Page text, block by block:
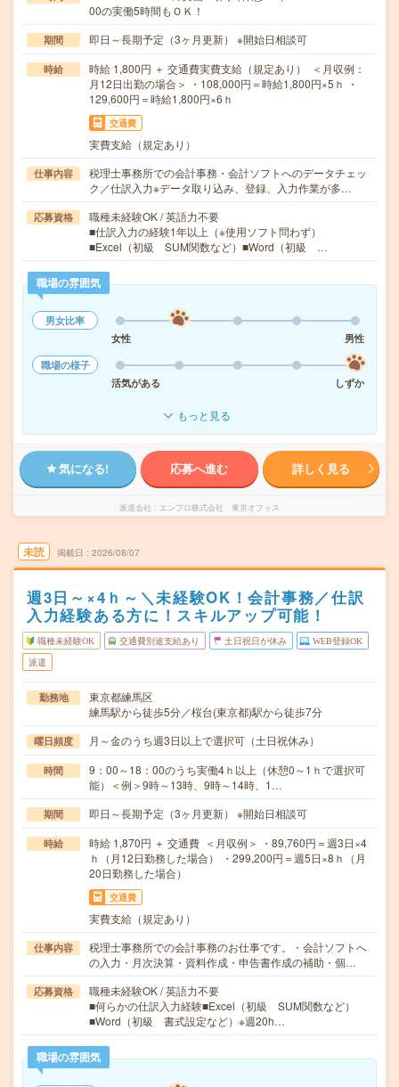
00の実働5時間もＯＫ！
期間 即日～長期予定（3ヶ月更新） ※開始日相談可
時給
時給 1,800円 ＋ 交通費実費支給（規定あり） ＜月収例：
月12日出勤の場合＞ ・108,000円＝時給1,800円×5ｈ ・
129,600円＝時給1,800円×6ｈ
交通費
実費支給（規定あり）
仕事内容
税理士事務所での会計事務・会計ソフトへのデータチェッ
ク／仕訳入力※データ取り込み、登録、入力作業が多…
応募資格
職種未経験OK / 英語力不要
■仕訳入力の経験1年以上（※使用ソフト問わず）
■Excel（初級 SUM関数など）■Word（初級 …
職場の雰囲気
男女比率
女性
男性
職場の様子
活気がある
しずか
もっと見る
気になる! 応募へ進む 詳しく見る
派遣会社 エンプロ株式会社 東京オフィス
未読 掲載日 2026/08/07
週3日～×4ｈ～＼未経験OK！会計事務／仕訳
入力経験ある方に！スキルアップ可能！
職種未経験OK 交通費別途支給あり 土日祝日が休み WEB登録OK
派遣
勤務地
東京都練馬区
練馬駅から徒歩5分／桜台(東京都)駅から徒歩7分
曜日頻度 月～金のうち週3日以上で選択可（土日祝休み）
時間
9：00～18：00のうち実働4ｈ以上（休憩0～1ｈで選択可
能）＜例＞9時～13時、9時～14時、1…
期間 即日～長期予定（3ヶ月更新） ※開始日相談可
時給
時給 1,870円 ＋ 交通費 ＜月収例＞ ・89,760円＝週3日×4
ｈ（月12日勤務した場合） ・299,200円＝週5日×8ｈ（月
20日勤務した場合）
交通費
実費支給（規定あり）
仕事内容
税理士事務所での会計事務のお仕事です。・会計ソフトへ
の入力・月次決算・資料作成・申告書作成の補助・個…
応募資格
職種未経験OK / 英語力不要
■何らかの仕訳入力経験■Excel（初級 SUM関数など）
■Word（初級 書式設定など）※週20h…
職場の雰囲気